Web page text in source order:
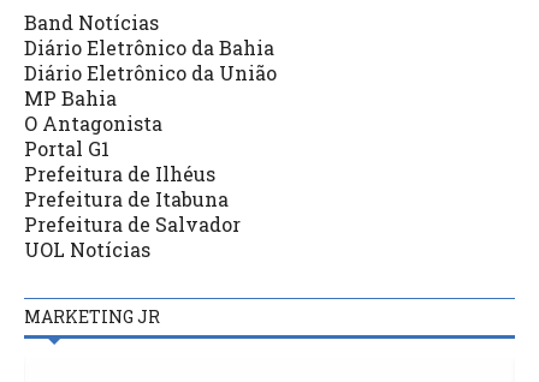
Band Notícias
Diário Eletrônico da Bahia
Diário Eletrônico da União
MP Bahia
O Antagonista
Portal G1
Prefeitura de Ilhéus
Prefeitura de Itabuna
Prefeitura de Salvador
UOL Notícias
MARKETING JR